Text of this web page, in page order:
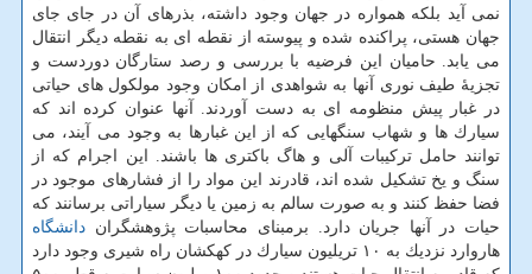
نمی آید بلكه همواره در جهان وجود داشته، بذرهای آن در جای جای
جهان هستی، پراكنده شده و پیوسته از نقطه ای به نقطه دیگر انتقال
می یابد. حامیان این فرضیه با بررسی و رصد ستارگان دوردست و
تجزیهٔ طیف نوری آنها به شواهدی از امكان وجود مولكول های حیاتی
در غبار پیش منظومه ای به دست آوردند. آنها عنوان كرده اند كه
سیارك ها و شهاب سنگهایی كه از این غبارها به وجود می آیند، می
توانند حامل تركیبات آلی و هاگ باكتری ها باشند. این اجرام كه از
سنگ و یخ تشكیل شده اند، قادرند این مواد را از فشارهای موجود در
فضا حفظ كنند و به صورت سالم به زمین یا دیگر سیاراتی برسانند كه
حیات در آنها جریان دارد. برمبنای محاسبات پژوهشگران دانشگاه
هاروارد نزدیك به ۱۰ تریلیون سیارك در كهكشان راه شیری وجود دارد